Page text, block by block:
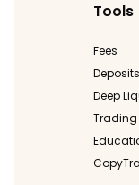
Tools
Fees
Deep